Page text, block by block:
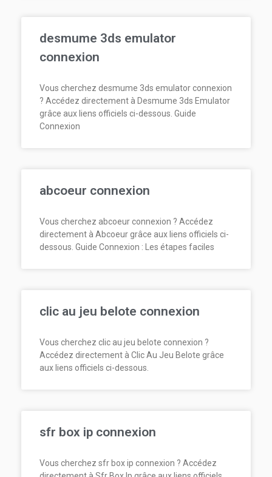
desmume 3ds emulator
connexion
Vous cherchez desmume 3ds emulator connexion
? Accédez directement à Desmume 3ds Emulator
grâce aux liens officiels ci-dessous. Guide
Connexion
abcoeur connexion
Vous cherchez abcoeur connexion ? Accédez
directement à Abcoeur grâce aux liens officiels ci-
dessous. Guide Connexion : Les étapes faciles
clic au jeu belote connexion
Vous cherchez clic au jeu belote connexion ?
Accédez directement à Clic Au Jeu Belote grâce
aux liens officiels ci-dessous.
sfr box ip connexion
Vous cherchez sfr box ip connexion ? Accédez